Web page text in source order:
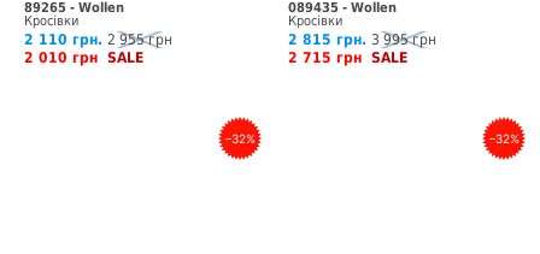
89265 - Wollen
Кросівки
2 110 грн. 2 955 грн
2 010 грн SALE
089435 - Wollen
Кросівки
2 815 грн. 3 995 грн
2 715 грн SALE
–32% –32%